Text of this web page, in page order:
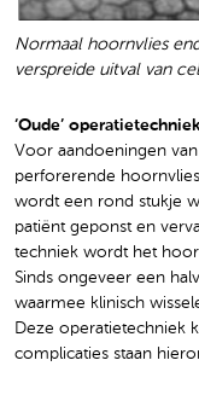
Normaal hoornvlies
verspreide uitval van
‘Oude’
Voor aandoeningen
perforerende
wordt een rond stukje
patiënt geponst en
techniek wordt het
Sinds ongeveer een
waarmee klinisch
Deze operatietechniek
complicaties staan